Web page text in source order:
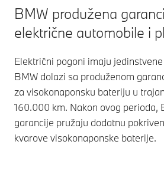
BMW produžena
električne automobile i
Električni pogoni imaju
BMW dolazi sa produženom
za visokonaponsku bateriju u
160.000 km. Nakon ovog perioda,
garancije pružaju dodatnu
kvarove visokonaponske baterije.